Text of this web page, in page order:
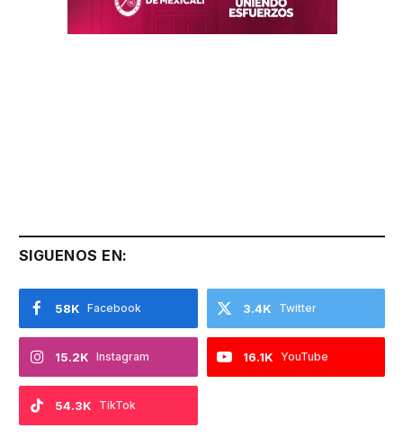
SIGUENOS EN:
Facebook
58K Twitter
3.4K
Instagram
15.2K YouTube
16.1K
TikTok
54.3K